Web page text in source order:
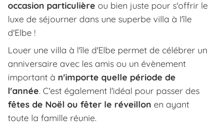
occasion particulière ou bien juste pour s'offrir le
luxe de séjourner dans une superbe villa à l'île
d'Elbe !
Louer une villa à l'île d'Elbe permet de célébrer un
anniversaire avec les amis ou un évènement
important à n'importe quelle période de
l'année. C'est également l'idéal pour passer des
fêtes de Noël ou fêter le réveillon en ayant
toute la famille réunie.